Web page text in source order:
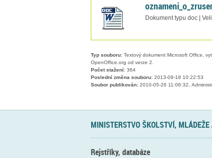
Dokument typu doc |
Typ souboru: Textový dokument Microsoft Office,
OpenOffice.org od verze 2.
Počet stažení: 364
Poslední změna souboru: 2013-09-18 10:22:53
Soubor publikován: 2010-05-26 11:06:32,
MINISTERSTVO ŠKOLSTVÍ, MLÁDEŽE
Rejstříky, databáze